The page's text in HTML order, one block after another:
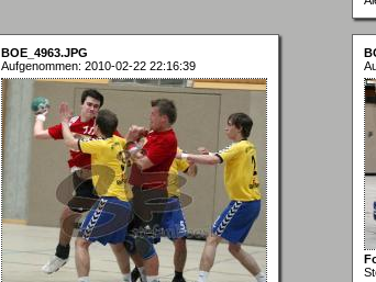
BOE_4963.JPG
Aufgenommen: 2010-02-22 22:16:39